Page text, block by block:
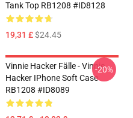
Tank Top RB1208 #ID8128
19,31 £$24.45
Vinnie Hacker Fälle - Vinnie
Hacker IPhone Soft Case
RB1208 #ID8089
-20%